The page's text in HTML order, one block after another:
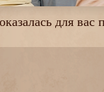
для вас